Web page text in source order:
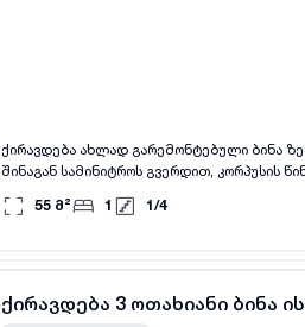
ქირავდება ახლად გარემონტებული ბინა
შინაგან სამინიტროს გვერდით, კორპუსის
დაკეტილია შლაგბაუმით. ფასი: 1000₾ 📆 ქირავდება ორი თვის წინასწარი გადახდის პირობით 📞 დეტალური
ინფორმაციისთვის დამიკავშირდით: 📱 511
55 მ² 1 1/4
ქირავდება 3 ოთახიანი ბინა